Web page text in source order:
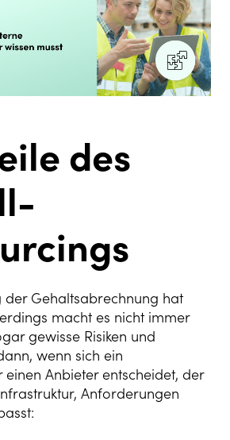
des
der Gehaltsabrechnung hat
macht es nicht immer
gewisse Risiken und
wenn sich ein
einen Anbieter entscheidet, der
Anforderungen